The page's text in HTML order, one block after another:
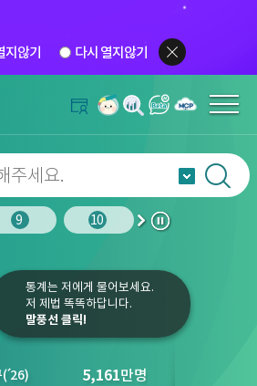
지않기 다시 열지않기
9 10 1
다
정
통계는 저에게 물어보세요.
저 제법 똑똑하답니다.
말풍선 클릭!
(´26) 5,161만명